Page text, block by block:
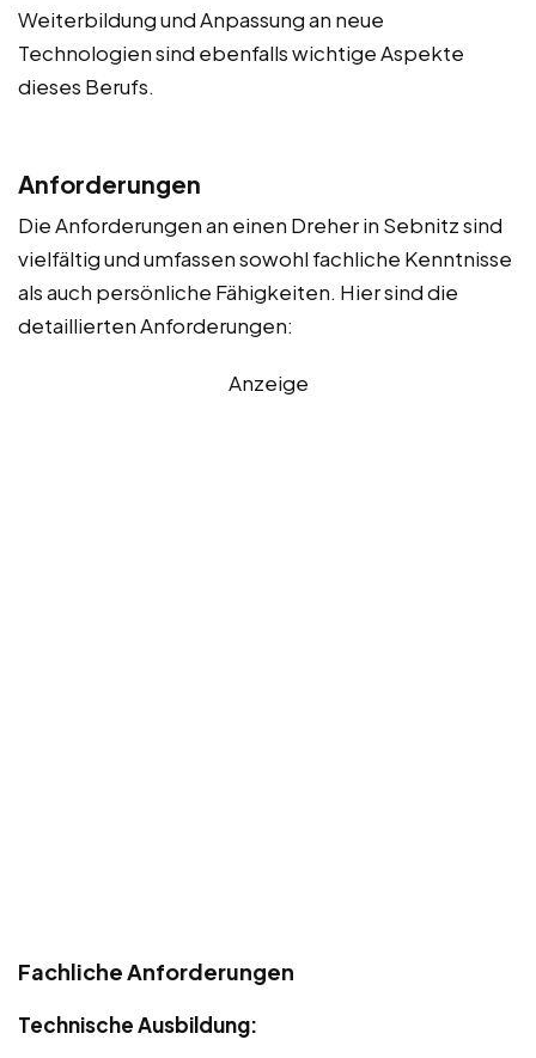
Weiterbildung und Anpassung an neue
Technologien sind ebenfalls wichtige Aspekte
dieses Berufs.
Anforderungen
Die Anforderungen an einen Dreher in Sebnitz sind
vielfältig und umfassen sowohl fachliche Kenntnisse
als auch persönliche Fähigkeiten. Hier sind die
detaillierten Anforderungen:
Anzeige
Fachliche Anforderungen
Technische Ausbildung: